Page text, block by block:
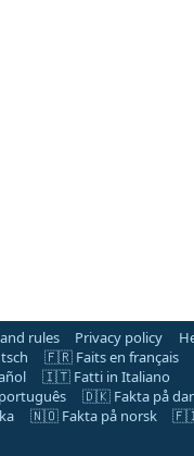
rules Privacy policy
🇫🇷 Faits en français
🇮🇹 Fatti in Italiano
🇩🇰 Fakta på
🇳🇴 Fakta på norsk
🇫🇮